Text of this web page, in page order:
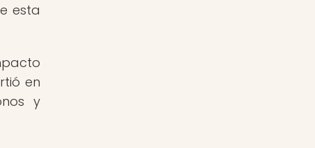
esta
en
y